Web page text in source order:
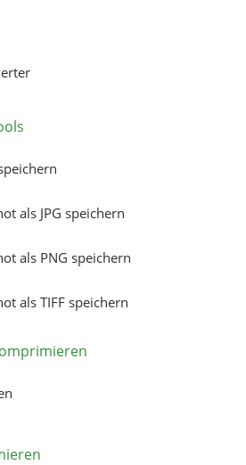
als JPG speichern
als PNG speichern
als TIFF speichern